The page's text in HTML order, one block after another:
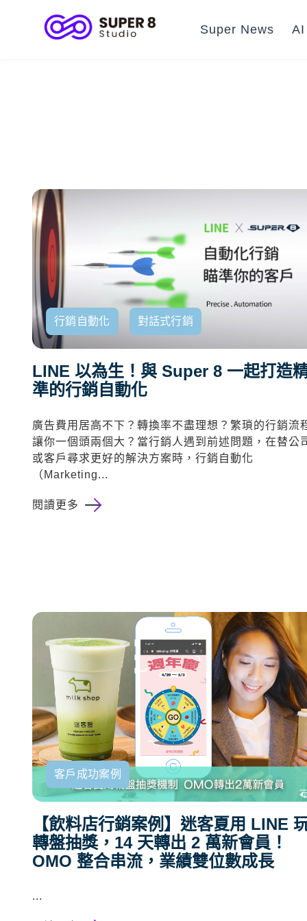
Super News AI
行銷自動化 對話式行銷
LINE 以為生！與 Super 8 一起打造
準的行銷自動化
廣告費用居高不下？轉換率不盡理想？繁瑣的行銷流
讓你一個頭兩個大？當行銷人遇到前述問題，在替公
或客戶尋求更好的解決方案時，行銷自動化
（Marketing...
閱讀更多
客戶成功案例
【飲料店行銷案例】迷客夏用 LINE
轉盤抽獎，14 天轉出 2 萬新會員！
OMO 整合串流，業績雙位數成長
...